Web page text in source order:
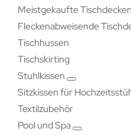
Meistgekaufte Tischdecken
Fleckenabweisende
Tischhussen
Tischskirting
Stuhlkissen
Sitzkissen für
Textilzubehör
Pool und Spa